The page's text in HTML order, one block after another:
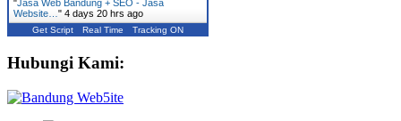
"Jasa Web Bandung + SEO - Jasa
Website… " 4 days 20 hrs ago
Get Script Real Time Tracking ON
Hubungi Kami: